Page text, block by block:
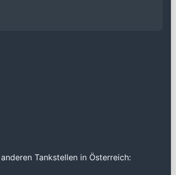
Tankstellen in Österreich: